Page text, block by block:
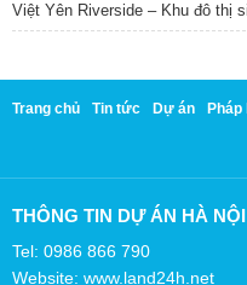
Việt Yên Riverside – Khu đô thị
Trang chủ Tin tức Dự án Pháp
THÔNG TIN DỰ ÁN HÀ NỘI
Tel: 0986 866 790
Website: www.land24h.net